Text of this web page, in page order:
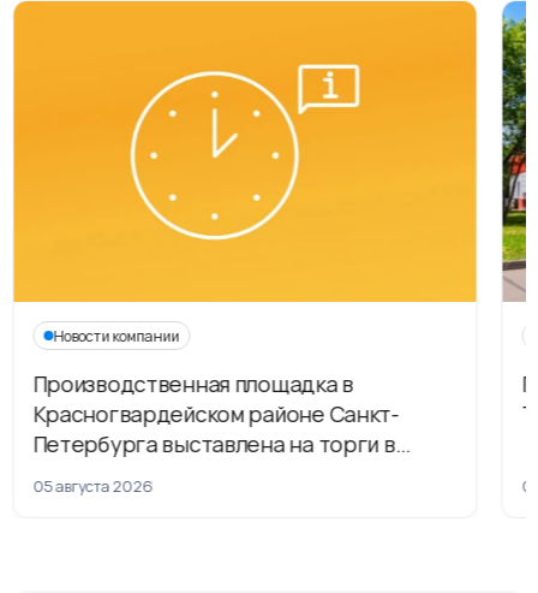
Новости компании
Производственная площадка в
Красногвардейском районе Санкт-
Петербурга выставлена на торги в
рамках приватизации
05 августа 2026